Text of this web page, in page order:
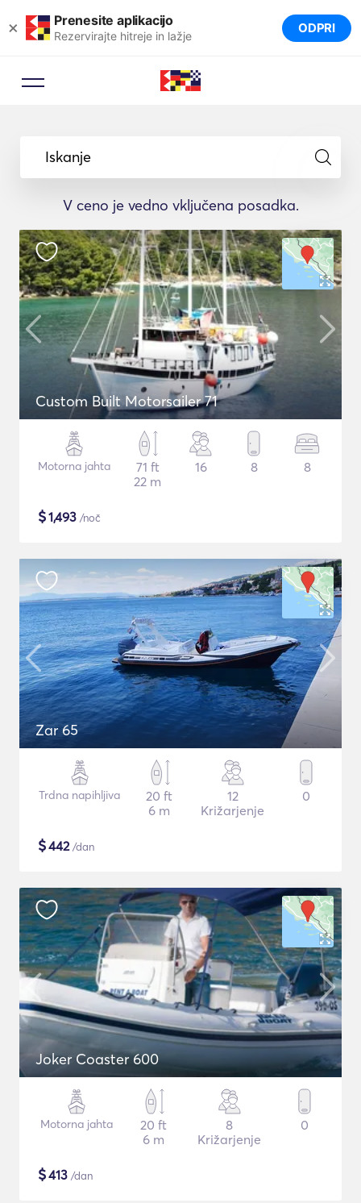
× Prenesite aplikacijo
Rezervirajte hitreje in lažje ODPRI
Iskanje
V ceno je vedno vključena posadka.
Custom Built Motorsailer 71
Motorna jahta
71 ft
22 m
16 8 8
$1,493 /noč
Zar 65
Trdna napihljiva
20 ft
6 m
12
Križarjenje
0
$442/dan
Joker Coaster 600
Motorna jahta
20 ft
6 m
8
Križarjenje
0
$413 /dan